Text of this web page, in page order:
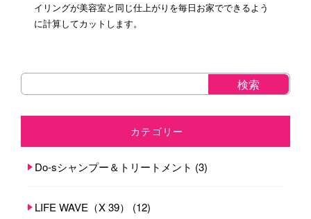
イリングが美容室と同じ仕上がりを毎日お家でできるよう
に計算してカットします。
カテゴリー
Do-sシャンプー＆トリートメント (3)
LIFE WAVE（X 39） (12)